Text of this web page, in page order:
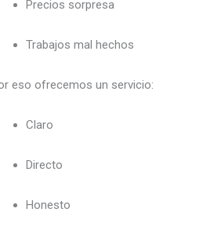
Precios sorpresa
Trabajos mal hechos
eso ofrecemos un servicio:
Claro
Directo
Honesto